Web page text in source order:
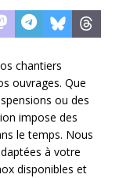
chantiers
ouvrages. Que
ou des
impose des
le temps. Nous
à votre
disponibles et